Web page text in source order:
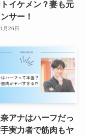
イケメン？妻も元
サー！
月26日
アナはハーフだっ
実力者で筋肉もヤ